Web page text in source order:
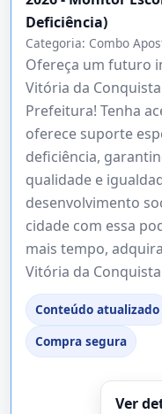
Deficiência)
Categoria: Combo
Ofereça um futuro
Vitória da
Prefeitura! Tenha
oferece suporte
deficiência,
qualidade e
desenvolvimento
cidade com essa
mais tempo,
Vitória da Conquista
Conteúdo atualizado
Compra segura
Ver